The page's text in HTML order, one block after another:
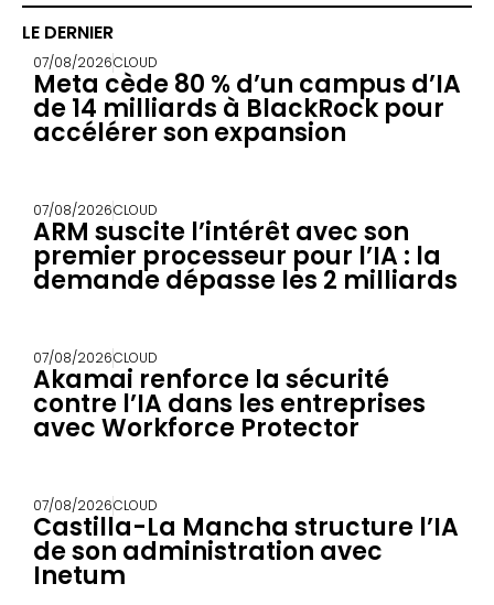
LE DERNIER
07/08/2026CLOUD
Meta cède 80 % d’un campus d’IA
de 14 milliards à BlackRock pour
accélérer son expansion
07/08/2026CLOUD
ARM suscite l’intérêt avec son
premier processeur pour l’IA : la
demande dépasse les 2 milliards
07/08/2026CLOUD
Akamai renforce la sécurité
contre l’IA dans les entreprises
avec Workforce Protector
07/08/2026CLOUD
Castilla-La Mancha structure l’IA
de son administration avec
Inetum